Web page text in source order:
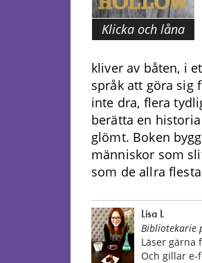
Klicka och låna
kliver av båten, i
språk att göra sig
inte dra, flera
berätta en
glömt. Boken
människor som
som de allra
Lisa L
Bibliotekarie
Läser gärna
Och gillar e-